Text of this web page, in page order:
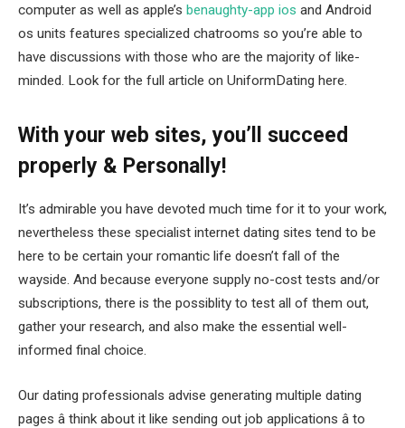
computer as well as apple’s benaughty-app ios and Android
os units features specialized chatrooms so you’re able to
have discussions with those who are the majority of like-
minded. Look for the full article on UniformDating here.
With your web sites, you’ll succeed
properly & Personally!
It’s admirable you have devoted much time for it to your work,
nevertheless these specialist internet dating sites tend to be
here to be certain your romantic life doesn’t fall of the
wayside. And because everyone supply no-cost tests and/or
subscriptions, there is the possiblity to test all of them out,
gather your research, and also make the essential well-
informed final choice.
Our dating professionals advise generating multiple dating
pages â think about it like sending out job applications â to